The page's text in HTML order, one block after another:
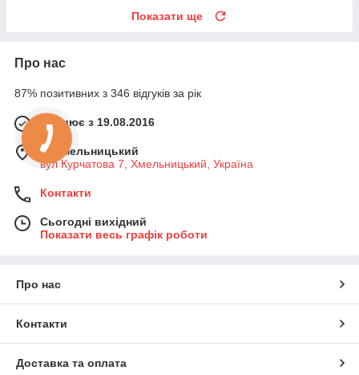
Показати ще
Про нас
87% позитивних з 346 відгуків за рік
Працює з 19.08.2016
м. Хмельницький
вул Курчатова 7, Хмельницький, Україна
Контакти
Сьогодні вихідний
Показати весь графік роботи
Про нас
Контакти
Доставка та оплата